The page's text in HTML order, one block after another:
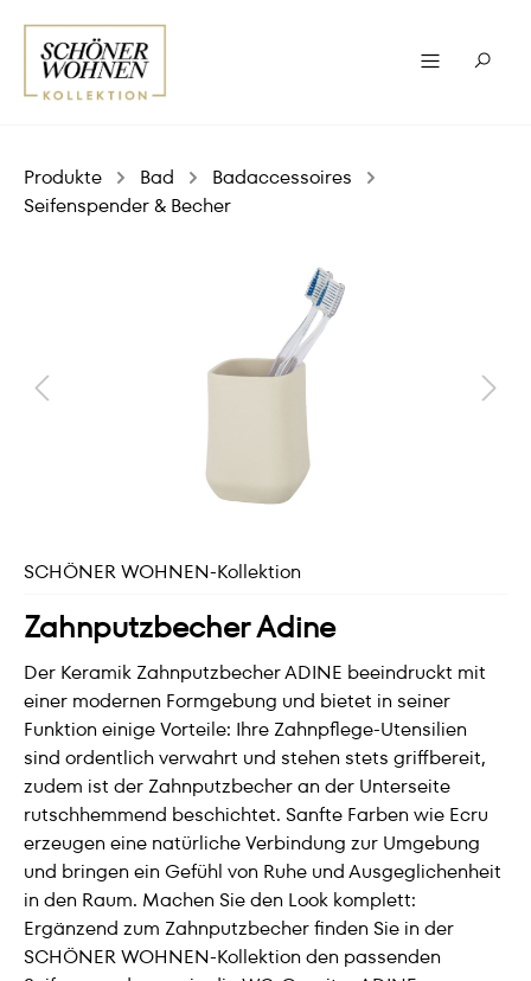
Produkte Bad
Badaccessoires
Seifenspender & Becher
SCHÖNER WOHNEN-Kollektion
Zahnputzbecher Adine
Der Keramik Zahnputzbecher ADINE beeindruckt mit
einer modernen Formgebung und bietet in seiner
Funktion einige Vorteile: Ihre Zahnpflege-Utensilien
sind ordentlich verwahrt und stehen stets griffbereit,
zudem ist der Zahnputzbecher an der Unterseite
rutschhemmend beschichtet. Sanfte Farben wie Ecru
erzeugen eine natürliche Verbindung zur Umgebung
und bringen ein Gefühl von Ruhe und Ausgeglichenheit
in den Raum. Machen Sie den Look komplett:
Ergänzend zum Zahnputzbecher finden Sie in der
SCHÖNER WOHNEN-Kollektion den passenden